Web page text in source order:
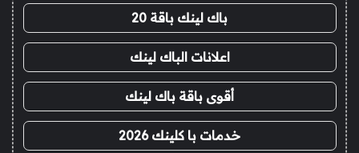
باك لينك باقة 20
اعلانات الباك لينك
أقوى باقة باك لينك
خدمات با كلينك 2026